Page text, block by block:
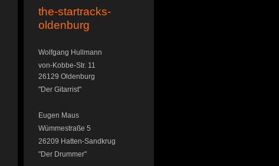
the-startracks-
oldenburg
Wolfgang Hullmann
von-Kobbe-Str. 11
26129 Oldenburg
"Der Gitarrist"
Eugen Maus
Wümmestraße 5
26209 Hatten-Sandkrug
"Der Drummer"